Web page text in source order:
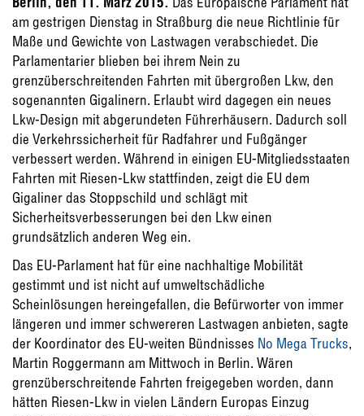
am gestrigen Dienstag in Straßburg die neue Richtlinie für
Maße und Gewichte von Lastwagen verabschiedet. Die
Parlamentarier blieben bei ihrem Nein zu
grenzüberschreitenden Fahrten mit übergroßen Lkw, den
sogenannten Gigalinern. Erlaubt wird dagegen ein neues
Lkw-Design mit abgerundeten Führerhäusern. Dadurch soll
die Verkehrssicherheit für Radfahrer und Fußgänger
verbessert werden. Während in einigen EU-Mitgliedsstaaten
Fahrten mit Riesen-Lkw stattfinden, zeigt die EU dem
Gigaliner das Stoppschild und schlägt mit
Sicherheitsverbesserungen bei den Lkw einen
grundsätzlich anderen Weg ein.
Das EU-Parlament hat für eine nachhaltige Mobilität
gestimmt und ist nicht auf umweltschädliche
Scheinlösungen hereingefallen, die Befürworter von immer
längeren und immer schwereren Lastwagen anbieten, sagte
der Koordinator des EU-weiten Bündnisses  No Mega Trucks,
Martin Roggermann am Mittwoch in Berlin. Wären
grenzüberschreitende Fahrten freigegeben worden, dann
hätten Riesen-Lkw in vielen Ländern Europas Einzug